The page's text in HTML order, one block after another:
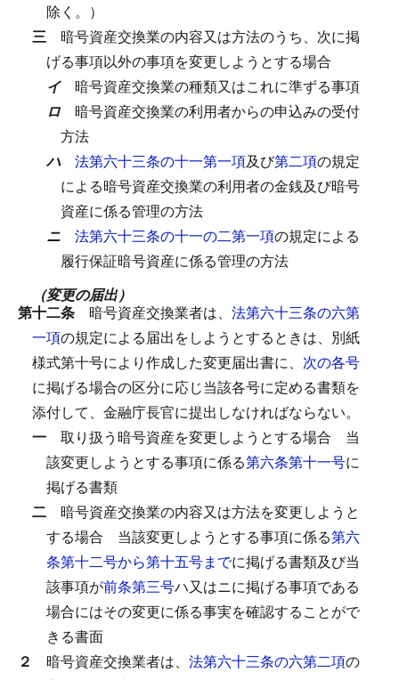
除く。）
三 暗号資産交換業の内容又は方法のうち、次に掲
げる事項以外の事項を変更しようとする場合
イ 暗号資産交換業の種類又はこれに準ずる事項
ロ 暗号資産交換業の利用者からの申込みの受付
方法
ハ 法第六十三条の十一第一項及び第二項の規定
による暗号資産交換業の利用者の金銭及び暗号
資産に係る管理の方法
ニ 法第六十三条の十一の二第一項の規定による
履行保証暗号資産に係る管理の方法
（変更の届出）
第十二条 暗号資産交換業者は、 法第六十三条の六第
一項の規定による届出をしようとするときは、別紙
様式第十号により作成した変更届出書に、 次の各号
に掲げる場合の区分に応じ当該各号に定める書類を
添付して、金融庁長官に提出しなければならない。
一 取り扱う暗号資産を変更しようとする場合
当
該変更しようとする事項に係る第六条第十一号に
掲げる書類
二 暗号資産交換業の内容又は方法を変更しようと
する場合
当該変更しようとする事項に係る第六
条第十二号から第十五号までに掲げる書類及び当
該事項が前条第三号ハ又はニに掲げる事項である
場合にはその変更に係る事実を確認することがで
きる書面
２ 暗号資産交換業者は、 法第六十三条の六第二項の